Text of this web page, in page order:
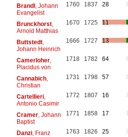
Brandl, Johann
Evangelist
1760 1837 28
Brunckhorst,
Arnold Matthias
1670 1725 11
Buttstedt,
Johann Heinrich
1666 1727 13
Camerloher,
Placidus von
1718 1782 64
Cannabich,
Christian
1731 1798 57
Cartellieri,
Antonio Casimir
1772 1807 16
Cramer, Johann
Baptist
1771 1858 17
Danzi, Franz 1763 1826
25